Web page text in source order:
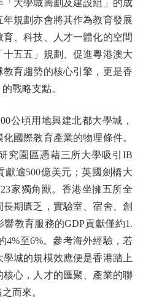
「大學城籌劃及建設組」的成
規劃亦會將其作為教育發展
、科技、人才一體化的空間
五五」規劃、促進粵港澳大
育趨勢的核心引擎，更是香
戰略支點。
頃用地興建北都大學城，
國際教育產業的物理條件。
究園區憑藉三所大學吸引IB
逾500億美元；英國劍橋大
家獨角獸。香港坐擁五所全
期匱乏，實驗室、宿舍、創
教育服務的GDP貢獻僅約1.
4%至6%。參考海外經驗，若
城的規模效應便是香港踏上
核心，人才的匯聚、產業的聯
而來。